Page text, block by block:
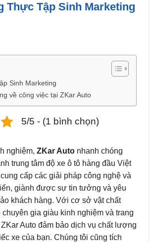
Thực Tập Sinh Marketing
Sinh Marketing
về công việc tại ZKar Auto
5/5 - (1 bình chọn)
nghiệm, ZKar Auto nhanh chóng
trung tâm độ xe ô tô hàng đầu Việt
cấp các giải pháp công nghệ và
giành được sự tin tưởng và yêu
khách hàng. Với cơ sở vật chất
chuyên gia giàu kinh nghiệm và trang
Auto đảm bảo dịch vụ chất lượng
xe của bạn. Chúng tôi cũng tích